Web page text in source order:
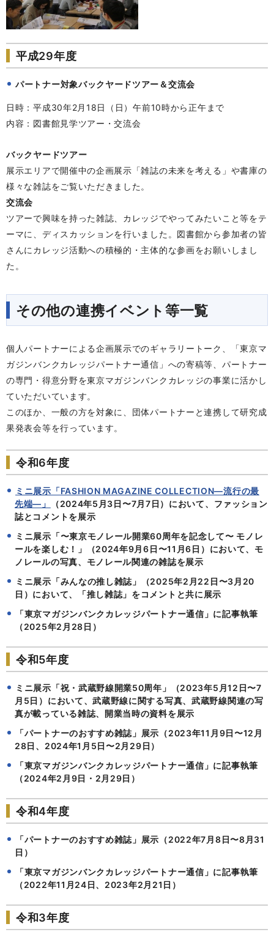
平成29年度
パートナー対象バックヤードツアー＆交流会
日時：平成30年2月18日（日）午前10時から正午まで
内容：図書館見学ツアー・交流会
バックヤードツアー
展示エリアで開催中の企画展示「雑誌の未来を考える」や書庫の
様々な雑誌をご覧いただきました。
交流会
ツアーで興味を持った雑誌、カレッジでやってみたいこと等をテ
ーマに、ディスカッションを行いました。図書館から参加者の皆
さんにカレッジ活動への積極的・主体的な参画をお願いしまし
た。
その他の連携イベント等一覧
個人パートナーによる企画展示でのギャラリートーク、「東京マ
ガジンバンクカレッジパートナー通信」への寄稿等、パートナー
の専門・得意分野を東京マガジンバンクカレッジの事業に活かし
ていただいています。
このほか、一般の方を対象に、団体パートナーと連携して研究成
果発表会等を行っています。
令和6年度
ミニ展示「FASHION MAGAZINE COLLECTION―流行の最
先端―」
（2024年5月3日〜7月7日 ）において、 ファッション
誌とコメントを展示
ミニ展示「〜東京モノレール開業60周年を記念して〜 モノレ
ールを楽しむ！」（2024年9月6日〜11 月6日）において、モ
ノレールの写真、モノレール関連の雑誌を展示
ミニ展示「みんなの推し雑誌」（2025年2月22日〜3月20
日）において、「推し雑誌」をコメントと共に展示
「東京マガジンバンクカレッジパートナー通信」に記事執筆
（2025年2月28日）
令和5年度
ミニ展示「祝・武蔵野線開業50周年」（2023年5月12日〜7
月5日）において、武蔵野線に関する写真、武蔵野線関連の写
真が載っている雑誌、開業当時の資料を展示
「パートナーのおすすめ雑誌」展示（2023年11月9日〜12月
28日、2024年1月5日〜2月29日）
「東京マガジンバンクカレッジパートナー通信」に記事執筆
（2024年2月9日・2月29日）
令和4年度
「パートナーのおすすめ雑誌」展示（2022年7月8日〜8月31
日）
「東京マガジンバンクカレッジパートナー通信」に記事執筆
（2022年11月24日、2023年2月21日）
令和3年度